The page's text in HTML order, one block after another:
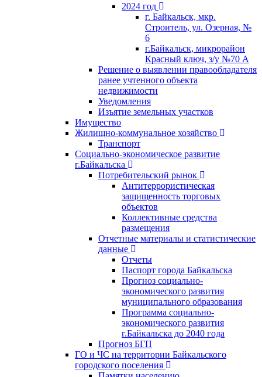
2024 год
г. Байкальск, мкр.
Строитель, ул. Озерная, №
6
г.Байкальск, микрорайон
Красный ключ, з/у №70 А
Решение о выявлении правообладателя
ранее учтенного объекта
недвижимости
Уведомления
Изъятие земельных участков
Имущество
Жилищно-коммунальное хозяйство
Транспорт
Социально-экономическое развитие
г.Байкальска
Потребительский рынок
Антитеррористическая
защищенность торговых
объектов
Коллективные средства
размещения
Отчетные материалы и статистические
данные
Отчеты
Паспорт города Байкальска
Прогноз социально-
экономического развития
муниципального образования
Программа социально-
экономического развития
г.Байкальска до 2040 года
Прогноз БГП
ГО и ЧС на территории Байкальского
городского поселения